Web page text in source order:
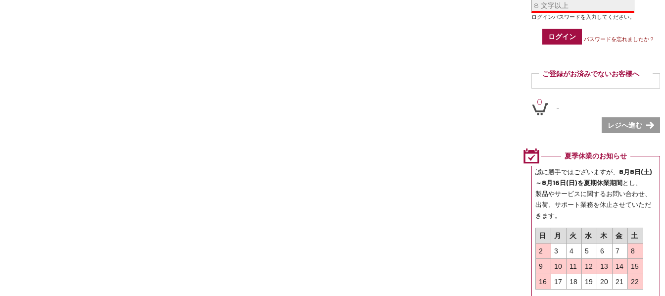
ログイン パスワードを忘れましたか？
ご登録がお済みでないお客様へ
ご登録いただくと商品ご購入の際、お届け先情報など
を毎回ご入力いただかなくても簡単にご注文いただけ
ます。
ぜひご登録ください。
登録
0
-
レジへ進む
夏季休業のお知らせ
誠に勝手ではございますが、 8月8日(土)
～8月16日(日)を夏期休業期間 とし、
製品やサービスに関するお問い合わせ、
出荷、サポート業務を休止させていただ
きます。
日 月 火 水 木 金
土
2
3 4 5 6 7
8
9
10 11 12 13 14
15
16
17 18 19 20 21 22